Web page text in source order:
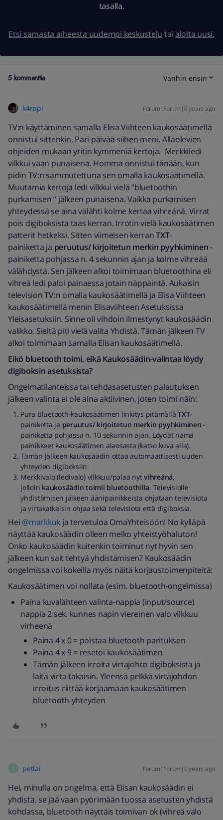
tasalla.
Etsi samasta aiheesta uudempi keskustelu tai aloita uusi.
5 kommenttia Vanhin ensin
k4rppi Forum|Forum|6 years ago
TV:n käyttäminen samalla Elisa Viihteen kaukosäätimellä
onnistui sittenkin. Pari päivää siihen meni. Allaolevien
ohjeiden mukaan yritin kymmeniä kertoja. Merkkiledi
vilkkui vaan punaisena. Homma onnistui tänään, kun
pidin TV:n sammutettuna sen omalla kaukosäätimellä.
Muutamia kertoja ledi vilkkui vielä “bluetoothin
purkamisen “ jälkeen punaisena. Vaikka purkamisen
yhteydessä se aina välähti kolme kertaa vihreänä. Virrat
pois digiboksista taas kerran. Irrotin vielä kaukosäätimen
patterit hetkeksi. Sitten viimeisen kerranTXT-
painiketta ja peruutus/ kirjoitetun merkin pyyhkiminen-
painiketta pohjassa n. 4 sekunnin ajan ja kolme vihreää
välähdystä. Sen jälkeen alkoi toimimaan bluetoothina eli
vihreä ledi paloi painaessa jotain näppäintä. Aukaisin
television TV:n omalla kaukosäätimellä ja Elisa Viihteen
kaukosäätimellä menin Elisaviihteen Asetuksissa
Yleisasetuksiin. Sinne oli vihdoin ilmestynyt kaukosäädin
valikko. Sieltä piti vielä valita Yhdistä. Tämän jälkeen TV
alkoi toimimaan samalla Elisan kaukosäätimellä.
Eikö bluetooth toimi, eikä Kaukosäädin-valintaa löydy
digiboksin asetuksista?
Ongelmatilanteissa tai tehdasasetusten palautuksen
jälkeen valinta ei ole aina aktiivinen, joten toimi näin:
Pura bluetooth-kaukosäätimen linkitys pitämällä TXT-
painiketta ja peruutus/ kirjoitetun merkin pyyhkiminen -
painiketta pohjassa n. 10 sekunnin ajan. Löydät nämä
painikkeet kaukosäätimen alaosasta (katso kuva alla).
Tämän jälkeen kaukosäädin ottaa automaattisesti uuden
yhteyden digiboksiin.
Merkkivalo (ledivalo) vilkkuu/palaa nytvihreänä,
jolloin kaukosäädin toimii bluetoothilla. Televisiolle
yhdistämisen jälkeen äänipainikkeista ohjataan televisiota
ja virtakatkaisin ohjaa sekä televisiota että digiboksia.
Hei @markkuk ja tervetuloa OmaYhteisöön! No kylläpä
näyttää kaukosäädin olleen melko yhteistyöhaluton!
Onko kaukosäädin kuitenkin toiminut nyt hyvin sen
jälkeen kun sait tehtyä yhdistämisen? Kaukosäädin
ongelmissa voi kokeilla myös näitä korjaustoimenpiteitä:
Kaukosäätimen voi nollata (esim. bluetooth-ongelmissa)
Paina kuvalähteen valinta-nappia (input/source)
nappia 2 sek. kunnes napin viereinen valo vilkkuu
virheenä
Paina 4 x 0 = poistaa bluetooth parituksen
Paina 4 x 9 = resetoi kaukosäätimen
Tämän jälkeen irroita virtajohto digiboksista ja
laita virta takaisin. Yleensä pelkkä virtajohdon
irroitus riittää korjaamaan kaukosäätimen
bluetooth-yhteyden
P petlai Forum|Forum|6 years ago
Hei, minulla on ongelma, että Elisan kaukosäädin ei
yhdistä, se jää vaan pyörimään tuossa asetusten yhdistä
kohdassa, bluetooth näyttäis toimivan ok (vihreä valo